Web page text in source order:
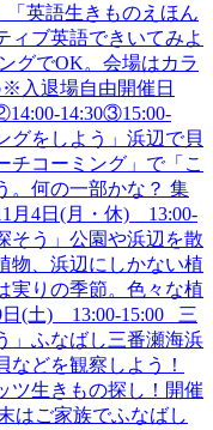
英語生きものえほん
ィブ英語できいてみよ
グでOK。会場はカラ
入退場自由開催日
14:30③15:00-
グをしよう」浜辺で貝
チコーミング」で「こ
。何の一部かな？ 集
月4日(月・休) 13:00-
そう」公園や浜辺を散
物、浜辺にしかない植
実りの季節。色々な植
日(土) 13:00-15:00 三
」ふなばし三番瀬海浜
どを観察しよう！
ツ生きもの探し！開催
はご家族でふなばし